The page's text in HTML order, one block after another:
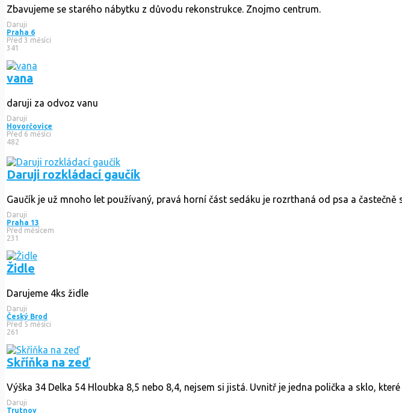
Zbavujeme se starého nábytku z důvodu rekonstrukce. Znojmo centrum.
Daruji
Praha 6
Před 3 měsíci
341
vana
daruji za odvoz vanu
Daruji
Hovorčovice
Před 6 měsíci
482
Daruji rozkládací gaučík
Gaučík je už mnoho let používaný, pravá horní část sedáku je rozrthaná od psa a častečně
Daruji
Praha 13
Před měsícem
231
Židle
Darujeme 4ks židle
Daruji
Český Brod
Před 5 měsíci
261
Skříňka na zeď
Výška 34 Delka 54 Hloubka 8,5 nebo 8,4, nejsem si jistá. Uvnitř je jedna polička a sklo, které
Daruji
Trutnov